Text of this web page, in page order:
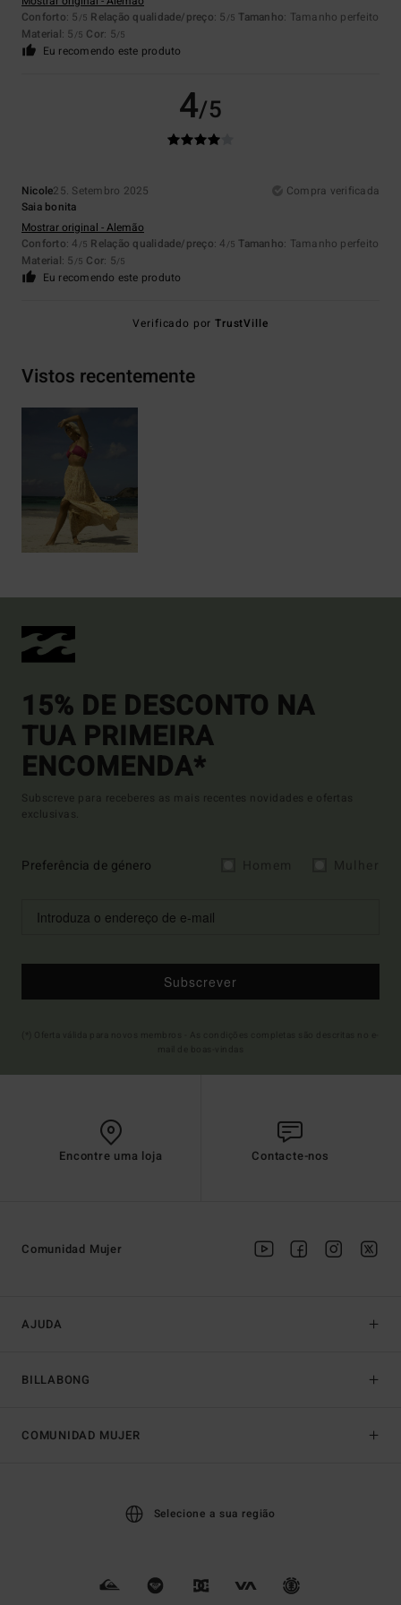
Conforto: 5 /5 Relação qualidade/preço: 5 /5 Tamanho: Tamanho perfeito
Material: 5 /5 Cor: 5/5
Eu recomendo este produto
4/5
Nicole25. Setembro 2025
Compra verificada
Saia bonita
Mostrar original - Alemão
Conforto: 4 /5 Relação qualidade/preço: 4 /5 Tamanho: Tamanho perfeito
Material: 5 /5 Cor: 5/5
Eu recomendo este produto
Verificado porTrustVille
Vistos recentemente
15% DE DESCONTO NA
TUA PRIMEIRA
ENCOMENDA*
Subscreve para receberes as mais recentes novidades e ofertas
exclusivas.
Preferência de género
Subscrever
Encontre uma loja Contacte-nos
AJUDA
BILLABONG
Comunidad Mujer
COMUNIDAD MUJER
Selecione a sua região